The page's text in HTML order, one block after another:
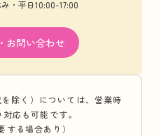
・平日10:00-17:00
お問い合わせ
除く）については、営業時
応も可能です。
する場合あり）